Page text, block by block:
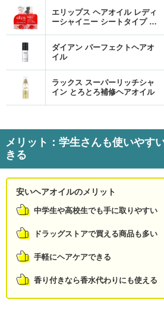
エリップス ヘアオイル レディ
ーシャイニー シートタイプ 8
ダイアン パーフェクトヘアオ
イル
ラックス スーパーリッチシャ
イン とろとろ補修ヘアオイル
メリット：学生さんも使いやす
きる
安いヘアオイルのメリット
中学生や高校生でも手に取りやすい
ドラッグストアで買える商品も多い
手軽にヘアケアできる
香り付きなら香水代わりにも使える